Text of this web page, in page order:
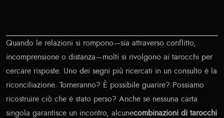
Quando le relazioni si rompono—sia attraverso conflitto,
incomprensione o distanza—molti si rivolgono ai tarocchi per
cercare risposte. Uno dei segni più ricercati in un consulto è la
riconciliazione. Torneranno? È possibile guarire? Possiamo
ricostruire ciò che è stato perso? Anche se nessuna carta
singola garantisce un incontro, alcunecombinazioni di tarocchi